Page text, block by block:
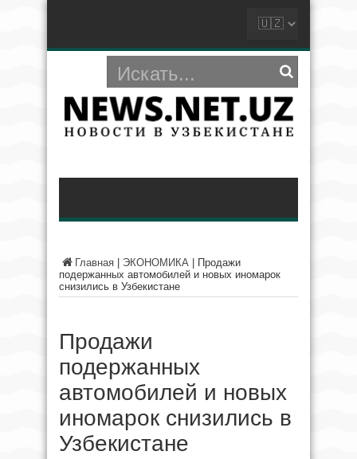
Главная ЭКОНОМИКА
Продажи
подержанных автомобилей и новых иномарок
снизились в Узбекистане
Продажи
подержанных
автомобилей и новых
иномарок снизились в
Узбекистане